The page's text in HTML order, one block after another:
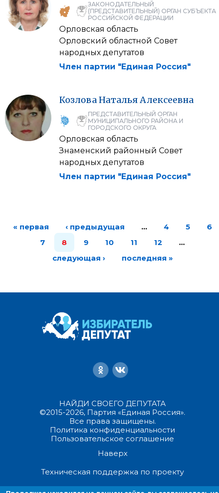
ЗАКОНОДАТЕЛЬНЫЙ
(ПРЕДСТАВИТЕЛЬНЫЙ) ОРГАН СУБЪЕКТА
РОССИЙСКОЙ ФЕДЕРАЦИИ
Орловская область
Орловский областной Совет
народных депутатов
Член партии "Единая Россия"
КозловаНатальяАлексеевна
ПРЕДСТАВИТЕЛЬНЫЙ ОРГАН
МУНИЦИПАЛЬНОГО РАЙОНА И
ГОРОДСКОГО ОКРУГА
Орловская область
Знаменский районный Совет
народных депутатов
Член партии "Единая Россия"
« первая ‹ предыдущая … 4 5
6
7
8 9 10 11 12
…
следующая ›
последняя »
НАЙДИ СВОЕГО ДЕПУТАТА
©2015-2026, Партия «Единая Россия».
Все права защищены.
Политика конфиденциальности
Пользовательское соглашение
Наверх
Техническая поддержка по проекту